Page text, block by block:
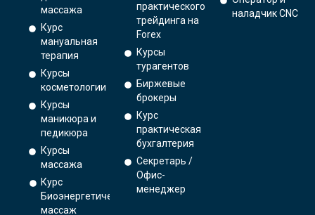
массажа
Курс
мануальная
терапия
Курсы
косметологии
Курсы
маникюра и
педикюра
Курсы
массажа
Курс
Биоэнергетический
массаж
практического
трейдинга на
Forex
Курсы
турагентов
Биржевые
брокеры
Курс
практическая
бухгалтерия
Секретарь /
Офис-
менеджер
наладчик CNC